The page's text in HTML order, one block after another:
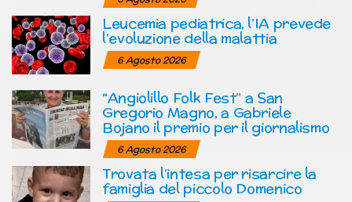
Leucemia pediatrica, l’IA prevede
l’evoluzione della malattia
6 Agosto 2026
“Angiolillo Folk Fest” a San
Gregorio Magno, a Gabriele
Bojano il premio per il giornalismo
6 Agosto 2026
Trovata l’intesa per risarcire la
famiglia del piccolo Domenico